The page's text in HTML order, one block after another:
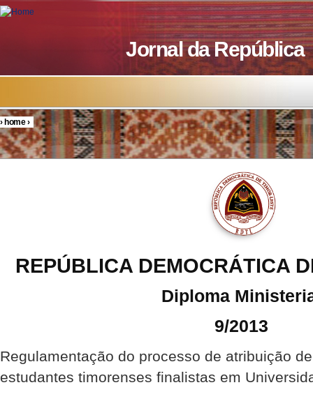
Skip to main content
Jornal da República
You are here
›home›
REPÚBLICA DEMOCRÁTICA
Diploma
9/2013
Regulamentação do processo de atribuição
estudantes timorenses finalistas em